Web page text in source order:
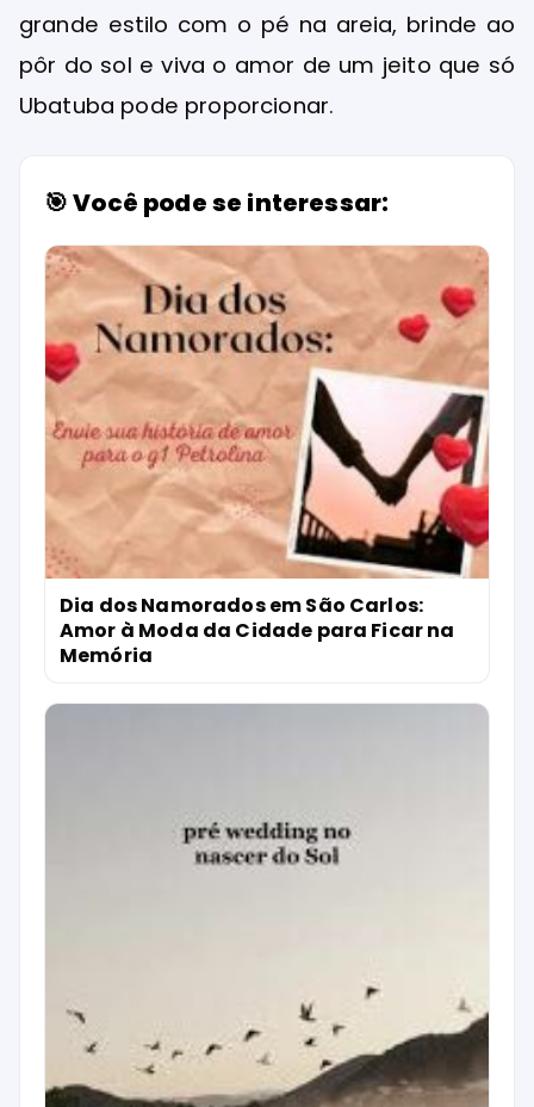
grande estilo com o pé na areia, brinde ao
pôr do sol e viva o amor de um jeito que só
Ubatuba pode proporcionar.
🎯 Você pode se interessar:
Dia dos Namorados em São Carlos:
Amor à Moda da Cidade para Ficar na
Memória